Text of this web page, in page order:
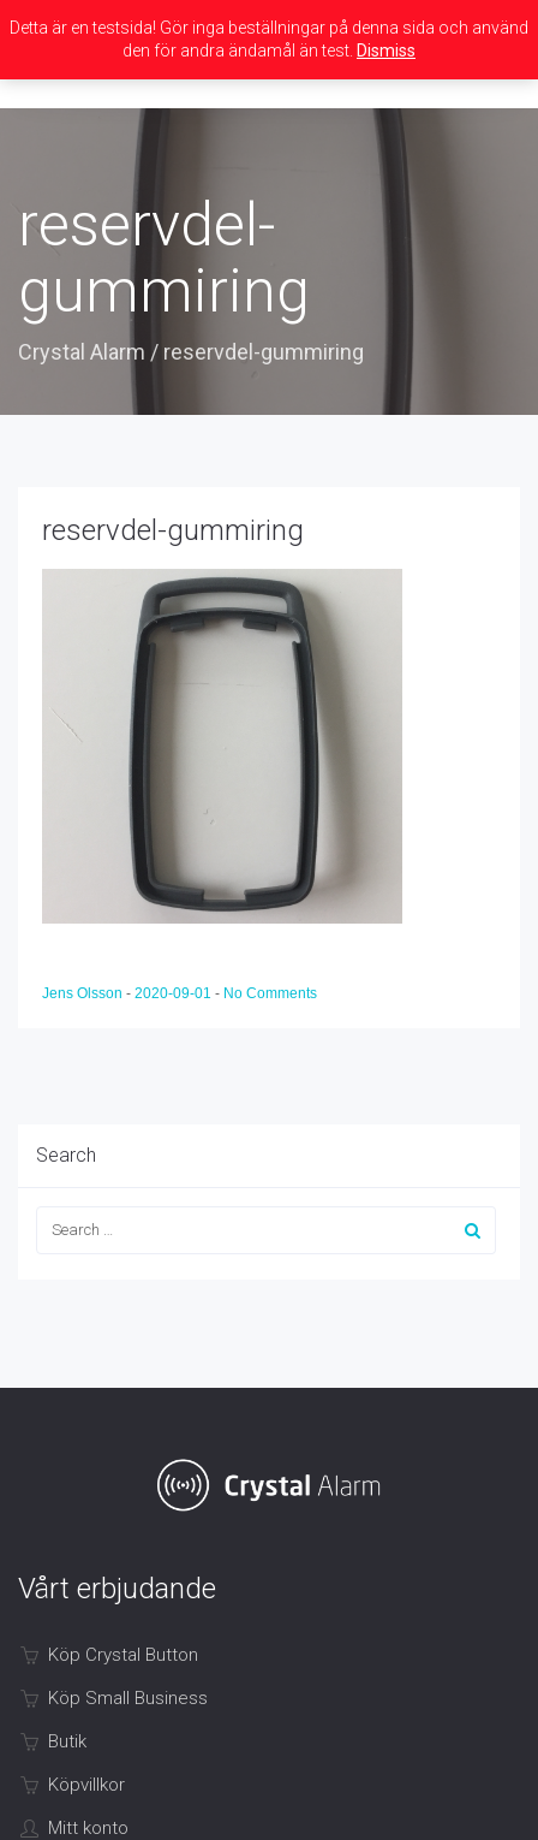
navigation
reservdel-
gummiring
Crystal Alarm / reservdel-gummiring
reservdel-gummiring
Jens Olsson - 2020-09-01 - No Comments
Search
Vårt erbjudande
Köp Crystal Button
Köp Small Business
Butik
Köpvillkor
Mitt konto
Detta är en testsida! Gör inga beställningar på denna sida och använd
den för andra ändamål än test. Dismiss